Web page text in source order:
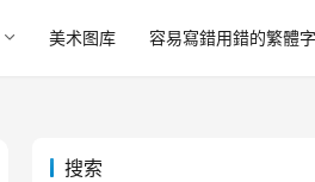
美术图库 容易寫錯用錯的繁體
搜索